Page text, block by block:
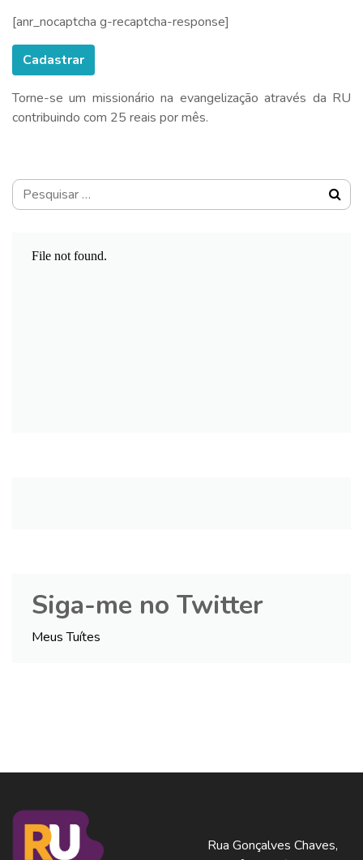
[anr_nocaptcha g-recaptcha-response]
Torne-se um missionário na evangelização através da RU
contribuindo com 25 reais por mês.
Siga-me no Twitter
Meus Tuítes
Rua Gonçalves Chaves,